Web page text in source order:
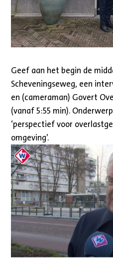
Geef aan het begin de
Scheveningseweg, een
en (cameraman) Govert
(vanaf 5:55 min).
‘perspectief voor
omgeving’.